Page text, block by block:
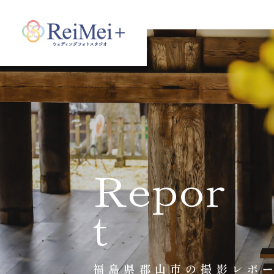
Repor
t
福島県郡山市の撮影レポ